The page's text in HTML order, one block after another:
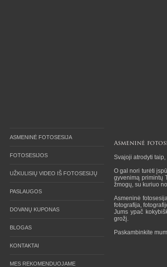
ASMENINĖ FOTOSESIJA
FOTOSESIJOS
UŽKULISIŲ VIDEO IŠ FOTOSESIJŲ
PASLAUGOS
DOVANŲ KUPONAS
BLOGAS
KONTAKTAI
MES REKOMENDUOJAME
Asmeninė
Svajoji atrodyti
O gal nori turėti
gyvenimą primintų
žmogų, su kuriuo
Asmeninė
fotografija,
Jums ypač
grožį.
Paskambinkite